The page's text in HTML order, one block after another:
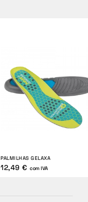
PALMILHAS GELAXA
12,49 € com IVA